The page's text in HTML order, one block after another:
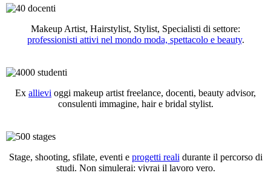
Makeup Artist, Hairstylist, Stylist, Specialisti di settore:
professionisti attivi nel mondo moda, spettacolo e beauty.
Ex allievi oggi makeup artist freelance, docenti, beauty advisor,
consulenti immagine, hair e bridal stylist.
Stage, shooting, sfilate, eventi e progetti reali durante il percorso di
studi. Non simulerai: vivrai il lavoro vero.